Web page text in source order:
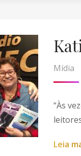
Mídia
“Às
Leia m